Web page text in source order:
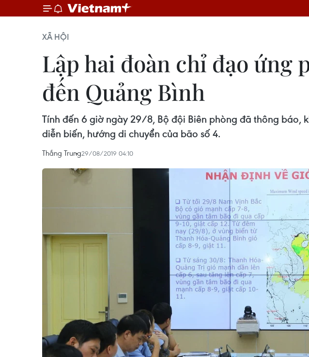
XÃ HỘI
Lập hai đoàn chỉ đạo ứng
đến Quảng Bình
Tính đến 6 giờ ngày 29/8, Bộ đội Biên phòng đã thông báo,
diễn biến, hướng di chuyển của bão số 4.
Thắng Trung29/08/2019 04:10